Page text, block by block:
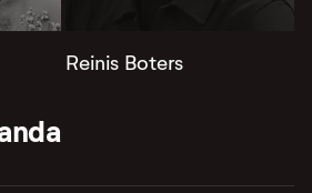
Reinis Boters